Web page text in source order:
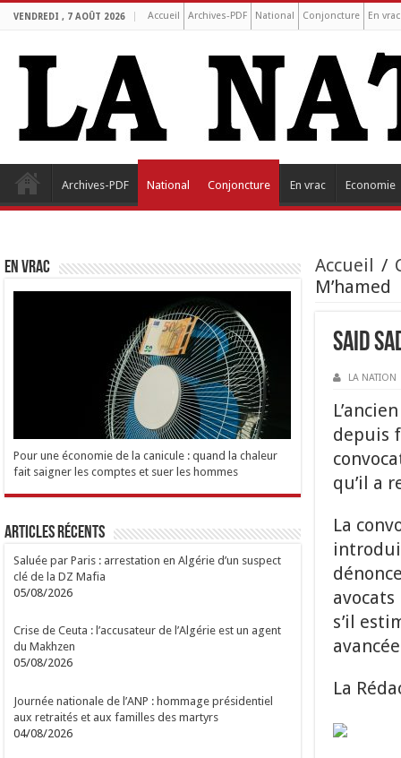
VENDREDI , 7 AOÛT 2026 Accueil Archives-PDF National Conjoncture En vrac
Archives-PDF National Conjoncture En vrac Economie
Accueil /
M’hamed
Said
LA NATION
depuis
qu’il a
La
s’il
La
EN VRAC
Pour une économie de la canicule : quand la chaleur
fait saigner les comptes et suer les hommes
Articles Récents
Saluée par Paris : arrestation en Algérie d’un suspect
clé de la DZ Mafia
05/08/2026
Crise de Ceuta : l’accusateur de l’Algérie est un agent
du Makhzen
05/08/2026
Journée nationale de l’ANP : hommage présidentiel
aux retraités et aux familles des martyrs
04/08/2026